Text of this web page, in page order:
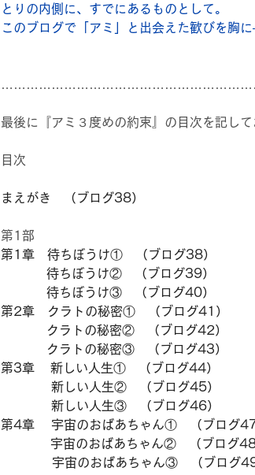
とりの内側に、すでにあるものとして。
このブログで「アミ」と出会えた歓びを胸
最後に『アミ３度めの約束』の目次を記して
目次
まえがき　（ブログ38）
第1部
第1章　待ちぼうけ①　（ブログ38）
待ちぼうけ②　（ブログ39）
待ちぼうけ③　（ブログ40）
第2章　クラトの秘密①　（ブログ41）
クラトの秘密②　（ブログ42）
クラトの秘密③　（ブログ43）
第3章    新しい人生①　（ブログ44）
新しい人生②　（ブログ45）
新しい人生③　（ブログ46）
第4章　 宇宙のおばあちゃん①　（ブログ47
宇宙のおばあちゃん②　（ブログ48
宇宙のおばあちゃん③　（ブログ